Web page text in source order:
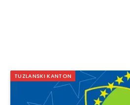
TUZLANSKI KANTON